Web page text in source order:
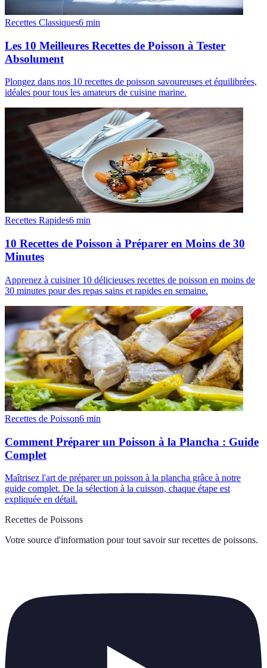
Recettes Classiques6 min
Les 10 Meilleures Recettes de Poisson à Tester
Absolument
Plongez dans nos 10 recettes de poisson savoureuses et équilibrées,
idéales pour tous les amateurs de cuisine marine.
Recettes Rapides6 min
10 Recettes de Poisson à Préparer en Moins de 30
Minutes
Apprenez à cuisiner 10 délicieuses recettes de poisson en moins de
30 minutes pour des repas sains et rapides en semaine.
Recettes de Poisson6 min
Comment Préparer un Poisson à la Plancha : Guide
Complet
Maîtrisez l'art de préparer un poisson à la plancha grâce à notre
guide complet. De la sélection à la cuisson, chaque étape est
expliquée en détail.
Recettes de Poissons
Votre source d'information pour tout savoir sur recettes de poissons.